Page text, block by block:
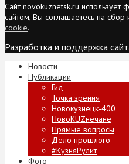
Сайт novokuznetsk.ru
сайтом, Вы соглашаетесь на
cookie.
Разработка и поддержка
Новости
Публикации
Гид
Точка зрения
Новокузнецк-400
НовоKUZнечане
Прямые вопросы
Дело прошлого
#КузняРулит
Фото